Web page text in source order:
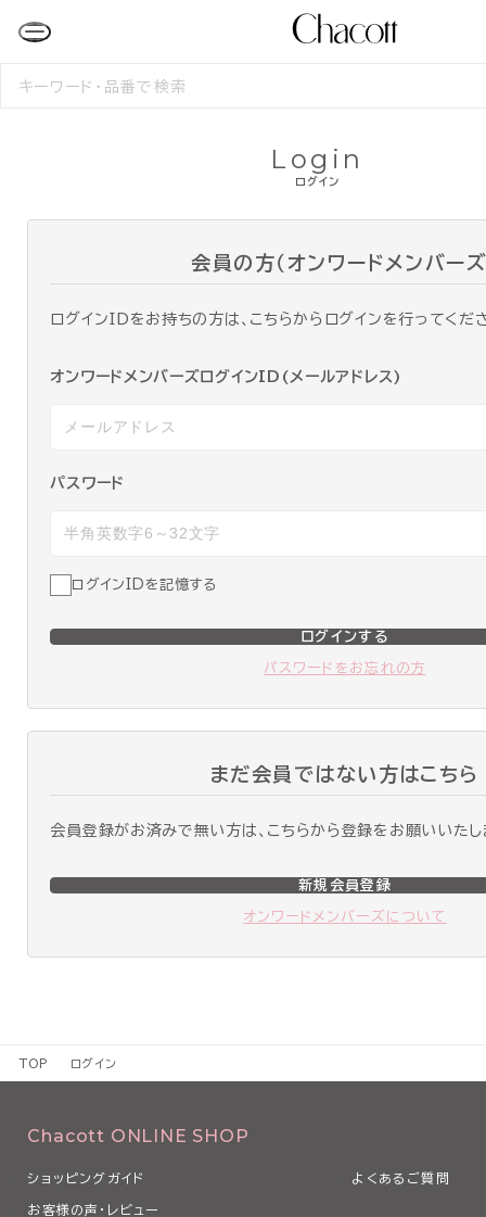
検
ログイン
Login
会員の方（オンワードメンバーズ
ログインIDをお持ちの方は、こちらからログインを行ってくだ
オンワードメンバーズログインID(メールアドレス)
パスワード
ログインIDを記憶する
ログインする
パスワードをお忘れの方
まだ会員ではない方はこちら
会員登録がお済みで無い方は、こちらから登録をお願いいたし
新規会員登録
オンワードメンバーズについて
TOP ログイン
Chacott ONLINE SHOP
ショッピングガイド よくあるご質問
お客様の声・レビュー